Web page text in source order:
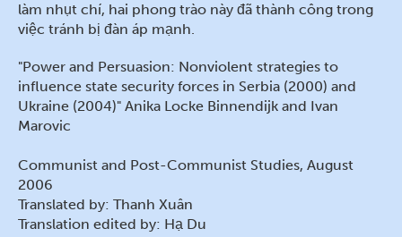
làm nhụt chí, hai phong trào này đã thành công trong
việc tránh bị đàn áp mạnh.
"Power and Persuasion: Nonviolent strategies to
influence state security forces in Serbia (2000) and
Ukraine (2004)" Anika Locke Binnendijk and Ivan
Marovic
Communist and Post-Communist Studies, August
2006
Translated by: Thanh Xuân
Translation edited by: Hạ Du